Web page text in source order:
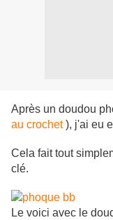
Après un doudou
au crochet), j'ai eu
Cela fait tout
clé.
Le voici avec le